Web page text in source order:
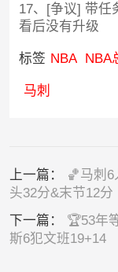
17、[争议] 带任
看后没有升级
标签 NBA NBA
马刺
上一篇：
🏀马刺
头32分&末节12分
下一篇： 🏆53年
斯6犯文班19+14